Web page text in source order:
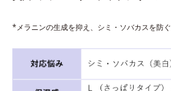
*メラニンの生成を抑え、シミ・ソバカスを防ぐ